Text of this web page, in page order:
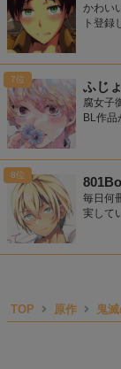
かわい
ト登録
ふじ
腐女子
BL作品
毎日何
実して
TOP 原作 鬼